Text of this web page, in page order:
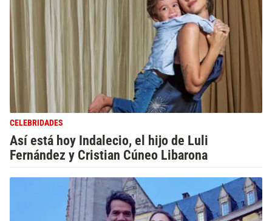
CELEBRIDADES
Así está hoy Indalecio, el hijo de Luli
Fernández y Cristian Cúneo Libarona